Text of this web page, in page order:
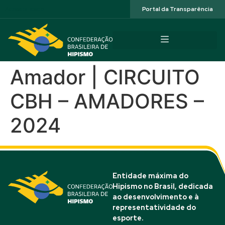
Portal da Transparência
Amador | CIRCUITO
CBH – AMADORES –
2024
Entidade máxima do
Hipismo no Brasil, dedicada
ao desenvolvimento e à
representatividade do
esporte.